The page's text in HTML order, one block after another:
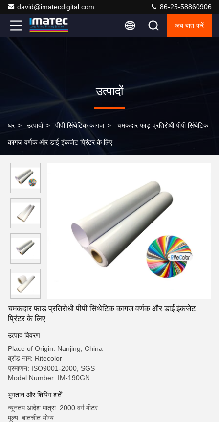
david@imatecdigital.com 86-25-58860906
अब बात करें
उत्पादों
घर > उत्पादों > पीपी सिंथेटिक कागज > चमकदार फाड़ प्रतिरोधी पीपी सिंथेटिक
कागज वर्णक और डाई इंकजेट प्रिंटर के लिए
चमकदार फाड़ प्रतिरोधी पीपी सिंथेटिक कागज वर्णक और डाई इंकजेट
प्रिंटर के लिए
उत्पाद विवरण
Place of Origin: Nanjing, China
ब्रांड नाम: Ritecolor
प्रमाणन: ISO9001-2000, SGS
Model Number: IM-190GN
भुगतान और शिपिंग शर्तें
न्यूनतम आदेश मात्रा: 2000 वर्ग मीटर
मूल्य: बातचीत योग्य